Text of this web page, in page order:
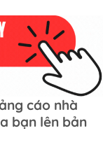
cáo nhà
bạn lên bản